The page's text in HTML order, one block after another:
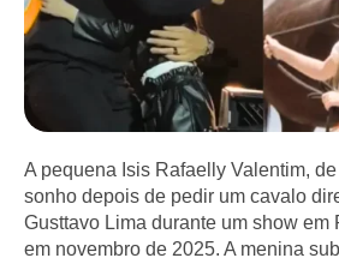
A pequena Isis Rafaelly Valentim,
sonho depois de pedir um cavalo
Gusttavo Lima durante um show em
em novembro de 2025. A menina